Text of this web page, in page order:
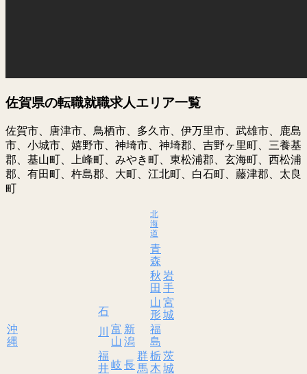
佐賀県の転職就職求人エリア一覧
佐賀市、唐津市、鳥栖市、多久市、伊万里市、武雄市、鹿島
市、小城市、嬉野市、神埼市、神埼郡、吉野ヶ里町、三養基
郡、基山町、上峰町、みやき町、東松浦郡、玄海町、西松浦
郡、有田町、杵島郡、大町、江北町、白石町、藤津郡、太良
町
北
海
道
青
森
秋
田
岩
手
石
川
山
形
宮
城
沖
縄
富
山
新
潟
福
島
福
井岐 長
群
馬
栃
木
茨
城